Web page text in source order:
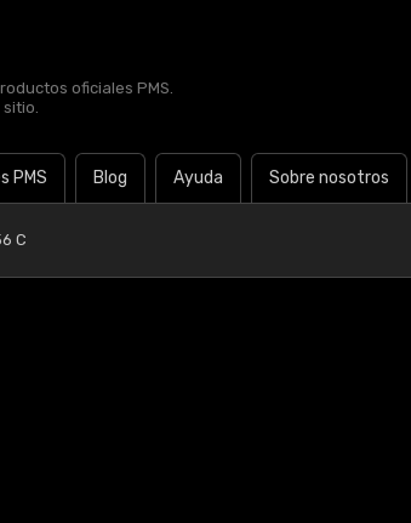
oficiales PMS.
PMS Blog Ayuda Sobre nosotros
C